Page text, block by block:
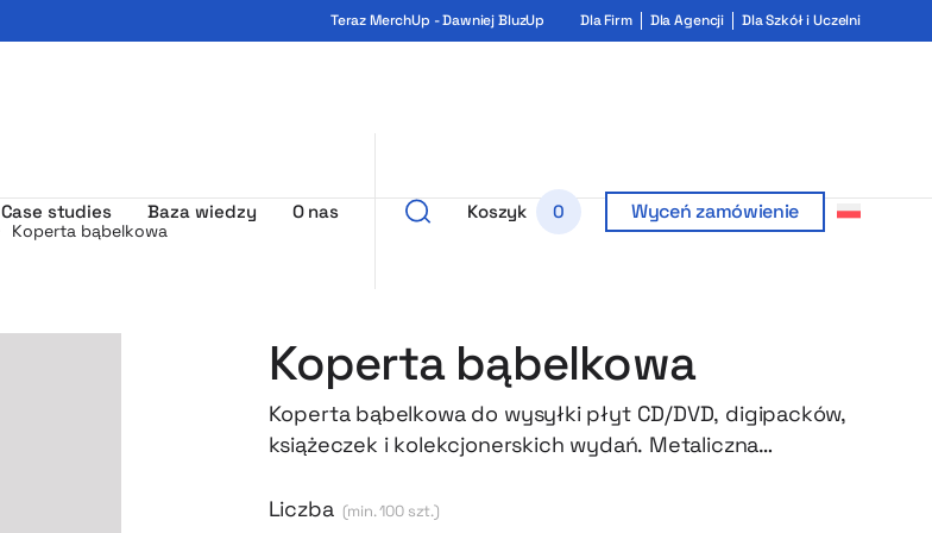
Teraz MerchUp - Dawniej BluzUp Dla Firm Dla Agencji Dla Szkół i Uczelni
Case studies Baza wiedzy O nas Koszyk 0 Wyceń zamówienie
Koperta bąbelkowa
Koperta bąbelkowa
Koperta bąbelkowa do wysyłki płyt CD/DVD, digipacków,
książeczek i kolekcjonerskich wydań. Metaliczna
warstwa bąbelkowa skutecznie zabezpiecza zawartość w
Liczba (min. 100 szt.)